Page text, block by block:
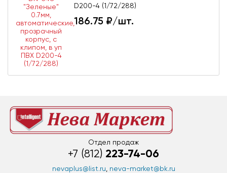
D200-4 (1/72/288)
186.75 ₽/шт.
Отдел продаж
+7 (812) 223-74-06
nevaplus@list.ru neva-market@bk.ru